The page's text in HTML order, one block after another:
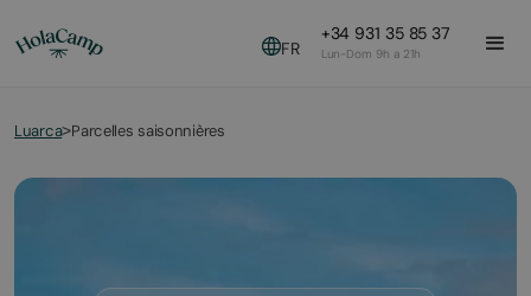
FR
+34 931 35 85 37
Lun-Dom 9h a 21h
Luarca>Parcelles saisonnières